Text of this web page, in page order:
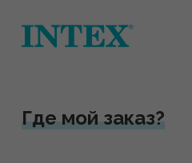
Где мой заказ?